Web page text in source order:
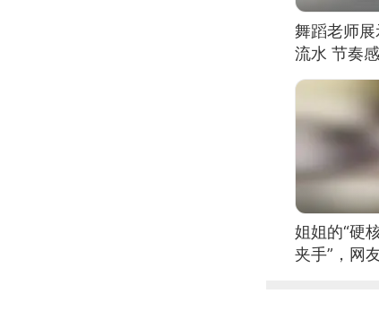
舞蹈老师
流水 节奏
的？
姐姐的“硬
夹手”，网